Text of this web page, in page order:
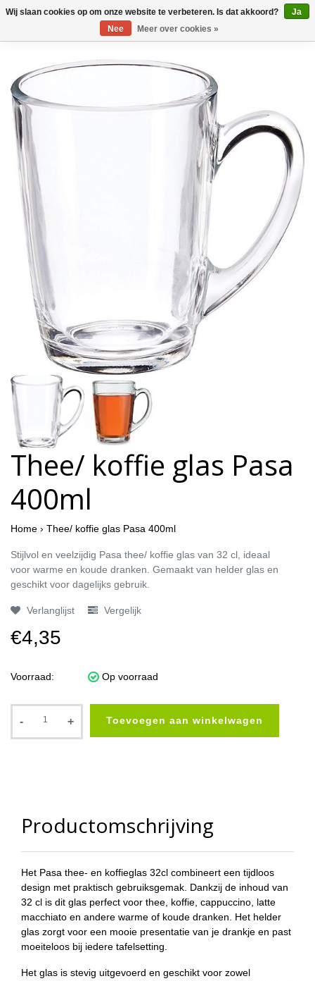
Thee/ koffie glas Pasa
400ml
Home › Thee/ koffie glas Pasa 400ml
Stijlvol en veelzijdig Pasa thee/ koffie glas van 32 cl, ideaal
voor warme en koude dranken. Gemaakt van helder glas en
geschikt voor dagelijks gebruik.
Verlanglijst Vergelijk
€4,35
Voorraad: Op voorraad
- + Toevoegen aan winkelwagen
Productomschrijving
Het Pasa thee- en koffieglas 32cl combineert een tijdloos
design met praktisch gebruiksgemak. Dankzij de inhoud van
32 cl is dit glas perfect voor thee, koffie, cappuccino, latte
macchiato en andere warme of koude dranken. Het helder
glas zorgt voor een mooie presentatie van je drankje en past
moeiteloos bij iedere tafelsetting.
Het glas is stevig uitgevoerd en geschikt voor zowel
Wij slaan cookies op om onze website te verbeteren. Is dat akkoord?
Ja
Nee
Meer over cookies »